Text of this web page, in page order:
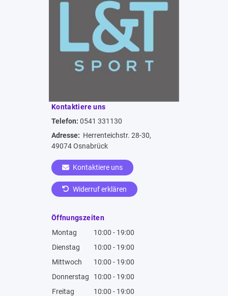
Kontaktiere uns
Telefon: 0541 331130
Adresse: Herrenteichstr. 28-30,
49074 Osnabrück
Kontaktiere uns
Widerruf erklären
Öffnungszeiten
Montag
10:00 - 19:00
Dienstag
10:00 - 19:00
Mittwoch
10:00 - 19:00
Donnerstag
10:00 - 19:00
Freitag
10:00 - 19:00